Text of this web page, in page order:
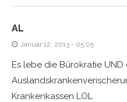
AL
Januar 12, 2013 - 05:05
Es lebe die Bürokratie UND
Krankenkassen LOL